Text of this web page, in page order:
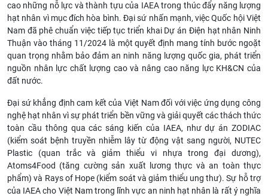
cao những nỗ lực và thành tựu của IAEA trong thúc đẩy năng lượng
hạt nhân vì mục đích hòa bình. Đại sứ nhấn mạnh, việc Quốc hội Việt
Nam đã phê chuẩn việc tiếp tục triển khai Dự án Điện hạt nhân Ninh
Thuận vào tháng 11/2024 là một quyết định mang tính bước ngoặt
quan trọng nhằm bảo đảm an ninh năng lượng quốc gia, phát triển
nguồn nhân lực chất lượng cao và nâng cao năng lực KH&CN của
đất nước.
Đại sứ khẳng định cam kết của Việt Nam đối với việc ứng dụng công
nghệ hạt nhân vì sự phát triển bền vững và giải quyết các thách thức
toàn cầu thông qua các sáng kiến của IAEA, như dự án ZODIAC
(kiểm soát bệnh truyền nhiễm lây từ động vật sang người, NUTEC
Plastic (quan trắc và giảm thiểu vi nhựa trong đại dương),
Atoms4Food (tăng cường sản xuất lương thực và an toàn thực
phẩm) và Rays of Hope (kiểm soát và giảm thiểu ung thư). Sự hỗ trợ
của IAEA cho Việt Nam trong lĩnh vực an ninh hạt nhân là rất ý nghĩa